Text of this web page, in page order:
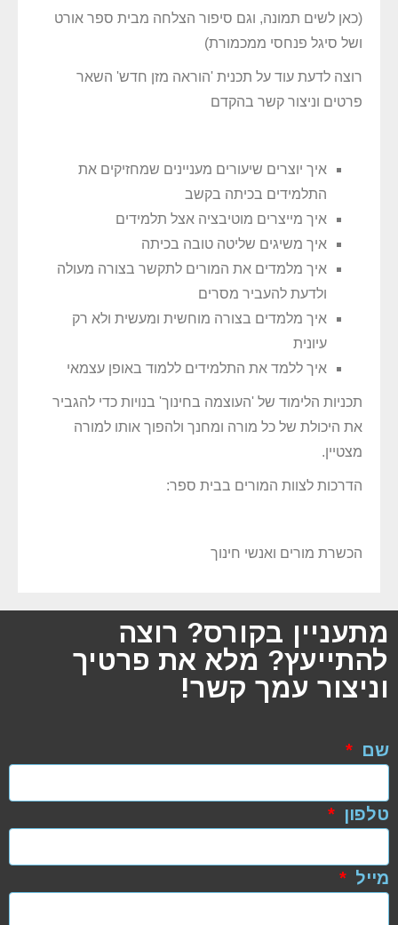
(כאן לשים תמונה, וגם סיפור הצלחה מבית ספר אורט
ושל סיגל פנחסי ממכמורת)
רוצה לדעת עוד על תכנית 'הוראה מזן חדש' השאר
פרטים וניצור קשר בהקדם
איך יוצרים שיעורים מעניינים שמחזיקים את
התלמידים בכיתה בקשב
איך מייצרים מוטיבציה אצל תלמידים
איך משיגים שליטה טובה בכיתה
איך מלמדים את המורים לתקשר בצורה מעולה
ולדעת להעביר מסרים
איך מלמדים בצורה מוחשית ומעשית ולא רק
עיונית
איך ללמד את התלמידים ללמוד באופן עצמאי
תכניות הלימוד של 'העוצמה בחינוך' בנויות כדי להגביר
את היכולת של כל מורה ומחנך ולהפוך אותו למורה
מצטיין.
הדרכות לצוות המורים בבית ספר:
הכשרת מורים ואנשי חינוך
מתעניין בקורס? רוצה
להתייעץ? מלא את פרטיך
וניצור עמך קשר!
שם
טלפון
מייל